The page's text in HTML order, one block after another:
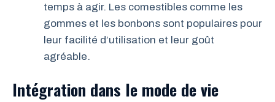
temps à agir. Les comestibles comme les
gommes et les bonbons sont populaires pour
leur facilité d’utilisation et leur goût
agréable.
Intégration dans le mode de vie